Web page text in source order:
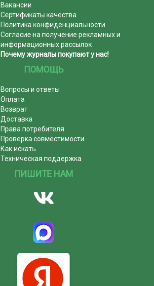
Вакансии
Сертификаты качества
Политика конфиденциальности
Согласие на получение рекламных и
информационных рассылок
Почему журналы покупают у нас!
ПОМОЩЬ
Вопросы и ответы
Оплата
Возврат
Доставка
Права потребителя
Проверка совместимости
Как искать
Техническая поддержка
ПИШИТЕ НАМ